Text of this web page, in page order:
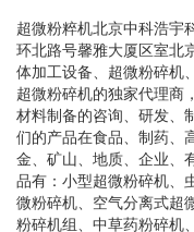
超微粉粹机北京中科浩宇
环北路号馨雅大厦区室北
体加工设备、超微粉碎机
超微粉碎机的独家代理商
材料制备的咨询、研发、
们的产品在食品、制药、
金、矿山、地质、企业、
品有：小型超微粉碎机、
微粉碎机、空气分离式超
粉碎机组、中草药粉碎机